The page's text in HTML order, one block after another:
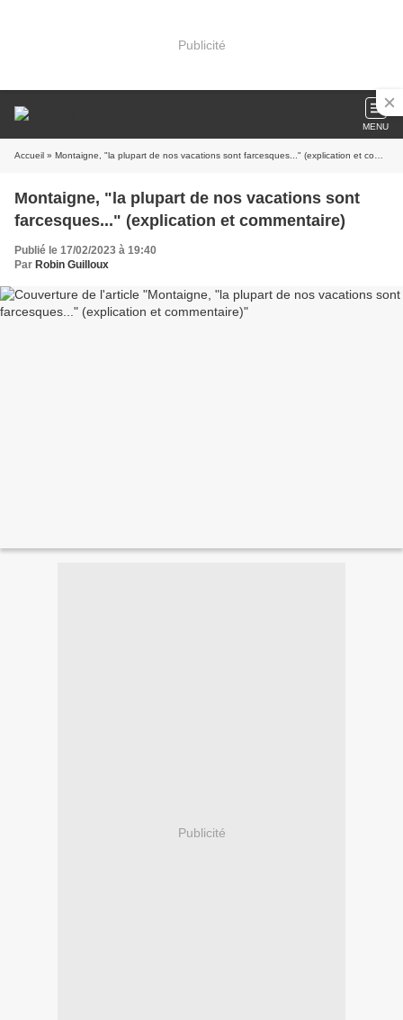
Publicité
MENU
Accueil » Montaigne, "la plupart de nos vacations sont farcesques..." (explication et commentaire)
Montaigne, "la plupart de nos vacations sont
farcesques..." (explication et commentaire)
Publié le 17/02/2023 à 19:40
Par Robin Guilloux
Publicité